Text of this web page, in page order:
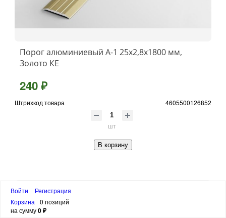
Порог алюминиевый А-1 25x2,8x1800 мм,
Золото КЕ
240 ₽
Штрихкод товара 4605500126852
шт
В корзину
Войти
Регистрация
Корзина
0 позиций
на сумму0 ₽